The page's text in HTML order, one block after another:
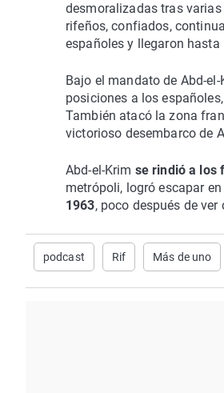
desmoralizadas tras
rifeños, confiados,
españoles y llegaron
Bajo el mandato de Abd-
posiciones a los
También atacó la zona
victorioso desembarco de
Abd-el-Krim se rindió a los
metrópoli, logró escapar
1963, poco después de
podcast Rif Más de uno